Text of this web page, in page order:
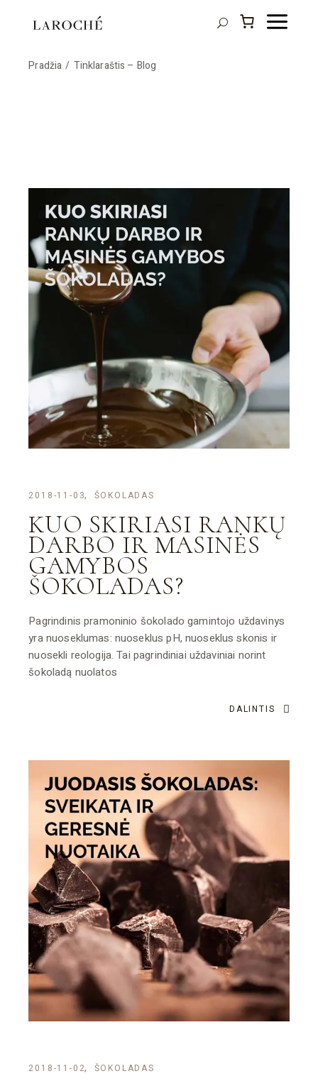
Pradžia Tinklaraštis – Blog
2018-11-03 ŠOKOLADAS
KUO SKIRIASI RANKŲ
DARBO IR MASINĖS
GAMYBOS
ŠOKOLADAS?
Pagrindinis pramoninio šokolado gamintojo uždavinys
yra nuoseklumas: nuoseklus pH, nuoseklus skonis ir
nuosekli reologija. Tai pagrindiniai uždaviniai norint
šokoladą nuolatos
DALINTIS
2018-11-02 ŠOKOLADAS